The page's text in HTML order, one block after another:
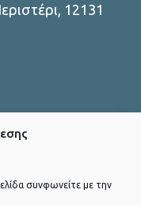
συνφωνείτε με την
12131